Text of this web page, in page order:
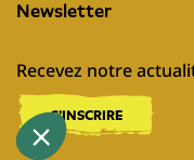
Newsletter
Recevez notre
S'INSCRIRE